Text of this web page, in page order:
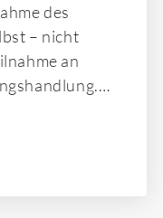
des
– nicht
an